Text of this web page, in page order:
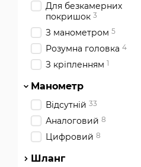
Для безкамерних
покришок 3
З манометром 5
Розумна головка 4
З кріпленням 1
Манометр
Відсутній 33
Аналоговий 8
Цифровий 8
Шланг